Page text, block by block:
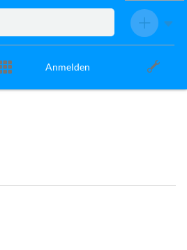
Anmelden